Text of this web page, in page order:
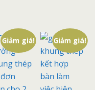
Giảm giá! Giảm giá!